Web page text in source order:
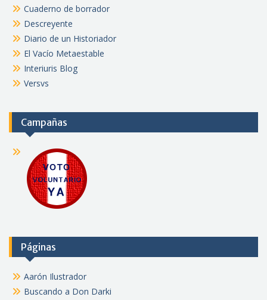
Cuaderno de borrador
Descreyente
Diario de un Historiador
El Vacío Metaestable
Interiuris Blog
Versvs
Campañas
Páginas
Aarón Ilustrador
Buscando a Don Darki